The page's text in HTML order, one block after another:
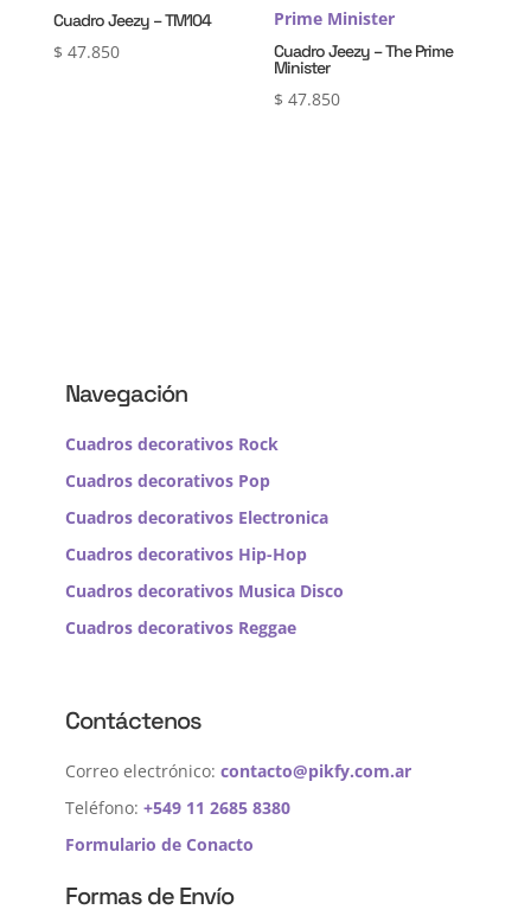
Cuadro Jeezy – TM104
$ 47.850 Cuadro Jeezy – The Prime
Minister
$ 47.850
Navegación
Cuadros decorativos Rock
Cuadros decorativos Pop
Cuadros decorativos Electronica
Cuadros decorativos Hip-Hop
Cuadros decorativos Musica Disco
Cuadros decorativos Reggae
Contáctenos
Correo electrónico: contacto@pikfy.com.ar
Teléfono: +549 11 2685 8380
Formulario de Conacto
Formas de Envío